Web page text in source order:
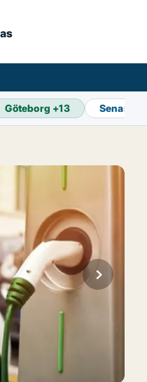
Göteborg +13 Senaste